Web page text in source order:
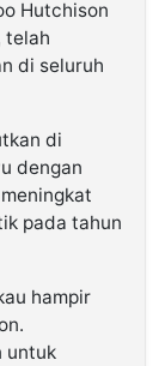
Hutchison
telah
di seluruh
di
dengan
pada tahun
hampir
untuk